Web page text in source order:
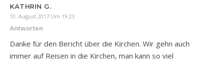
KATHRIN G.
10. August 2017 Um 19:23
Antworten
Danke für den Bericht über die Kirchen. Wir gehn auch
immer auf Reisen in die Kirchen, man kann so viel